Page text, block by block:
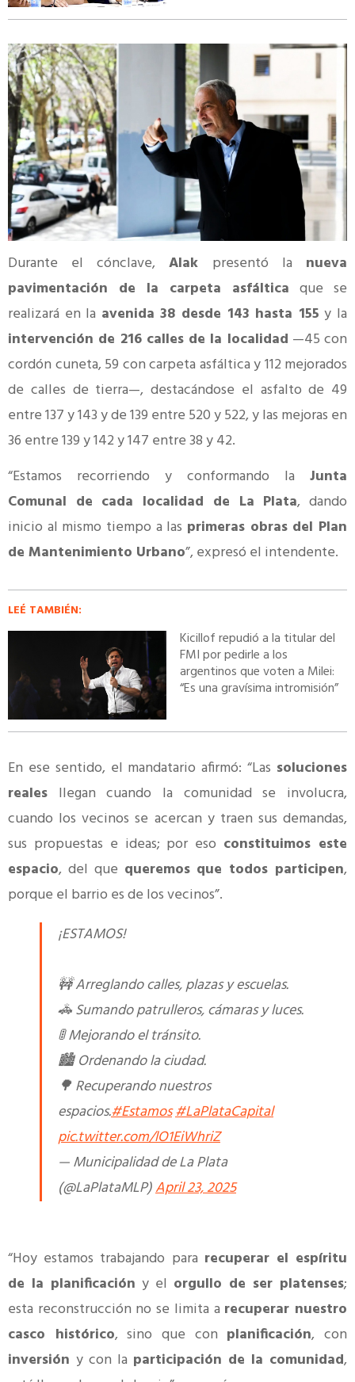
Durante el cónclave, Alak presentó la nueva
pavimentación de la carpeta asfáltica que se
realizará en la avenida 38 desde 143 hasta 155 y la
intervención de 216 calles de la localidad —45 con
cordón cuneta, 59 con carpeta asfáltica y 112 mejorados
de calles de tierra—, destacándose el asfalto de 49
entre 137 y 143 y de 139 entre 520 y 522, y las mejoras en
36 entre 139 y 142 y 147 entre 38 y 42.
“Estamos recorriendo y conformando la Junta
Comunal de cada localidad de La Plata, dando
inicio al mismo tiempo a las primeras obras del Plan
de Mantenimiento Urbano”, expresó el intendente.
LEÉ TAMBIÉN:
Kicillof repudió a la titular del
FMI por pedirle a los
argentinos que voten a Milei:
“Es una gravísima intromisión”
En ese sentido, el mandatario afirmó: “Las soluciones
reales llegan cuando la comunidad se involucra,
cuando los vecinos se acercan y traen sus demandas,
sus propuestas e ideas; por eso constituimos este
espacio, del que queremos que todos participen,
porque el barrio es de los vecinos”.
¡ESTAMOS!
🚧 Arreglando calles, plazas y escuelas.
🚓 Sumando patrulleros, cámaras y luces.
🚦 Mejorando el tránsito.
🏙️ Ordenando la ciudad.
🌳 Recuperando nuestros
espacios.#Estamos#LaPlataCapital
pic.twitter.com/lO1EiWhriZ
— Municipalidad de La Plata
(@LaPlataMLP)April 23, 2025
“Hoy estamos trabajando para recuperar el espíritu
de la planificación y el orgullo de ser platenses;
esta reconstrucción no se limita a recuperar nuestro
casco histórico, sino que con planificación, con
inversión y con la participación de la comunidad,